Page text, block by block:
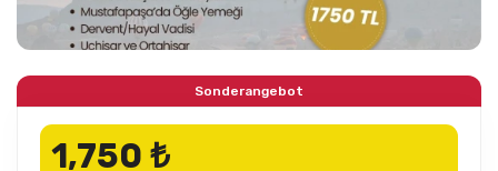
Sonderangebot
1,750 ₺